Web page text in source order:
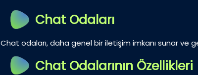
Chat Odaları
Chat odaları, daha genel bir iletişim imkanı sunar ve
Chat Odalarının Özellikleri